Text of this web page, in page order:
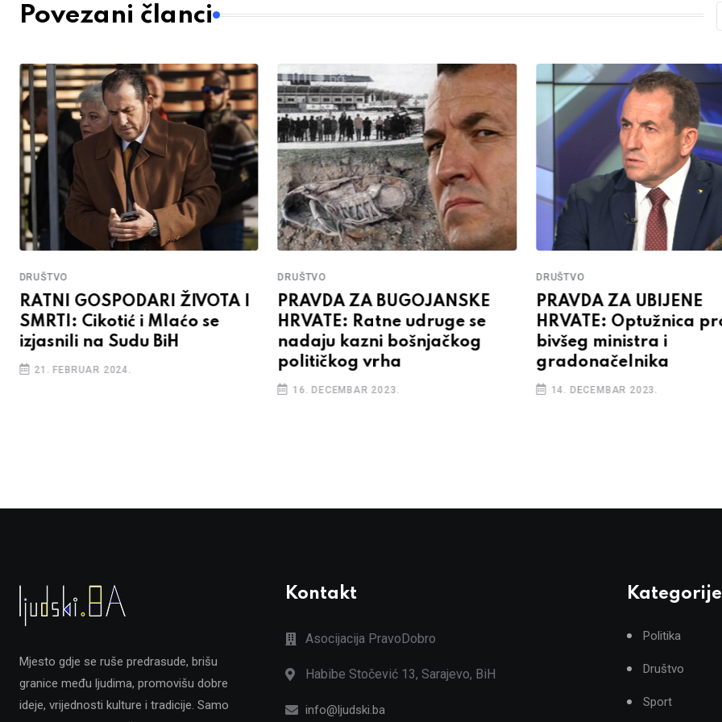
Povezani članci
DRUŠTVO
RATNI GOSPODARI ŽIVOTA I
SMRTI: Cikotić i Mlaćo se
izjasnili na Sudu BiH
21. FEBRUAR 2024.
DRUŠTVO
PRAVDA ZA BUGOJANSKE
HRVATE: Ratne udruge se
nadaju kazni bošnjačkog
političkog vrha
16. DECEMBAR 2023.
DRUŠTVO
PRAVDA ZA UBIJENE
HRVATE: Optužnica
bivšeg ministra i
gradonačelnika
14. DECEMBAR 2023.
Mjesto gdje se ruše predrasude, brišu
granice među ljudima, promovišu dobre
ideje, vrijednosti kulture i tradicije. Samo
Kontakt
Asocijacija PravoDobro
Habibe Stočević 13, Sarajevo, BiH
info@ljudski.ba
Kategorije
Politika
Društvo
Sport